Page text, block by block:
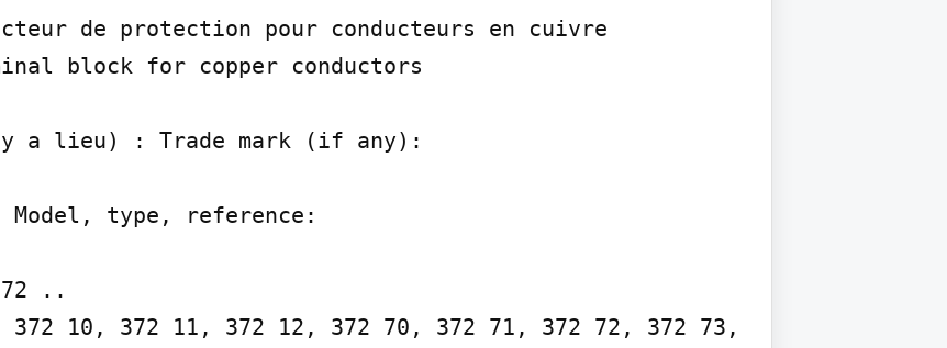
de protection pour conducteurs en cuivre
block for copper conductors
y a lieu) : Trade mark (if any):
type, reference:
..
372 10, 372 11, 372 12, 372 70, 372 71, 372 72, 372 73,